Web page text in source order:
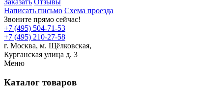
Написать письмо Схема проезда
Звоните прямо сейчас!
+7 (495) 504-71-53
+7 (495) 210-27-58
г. Москва, м. Щёлковская,
Курганская улица д. 3
Меню
Каталог товаров